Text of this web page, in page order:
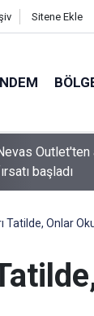
Sitene Ekle
Outlet'ten
başladı
Tatilde, Onlar